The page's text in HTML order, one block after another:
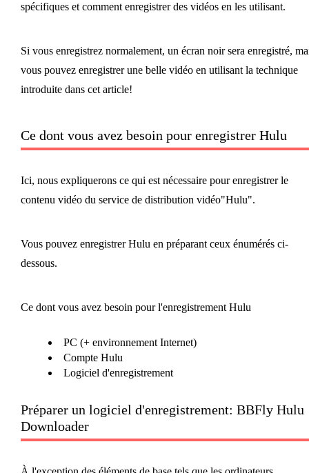
spécifiques et comment enregistrer des vidéos en les utilisant.
Si vous enregistrez normalement, un écran noir sera enregistré,
vous pouvez enregistrer une belle vidéo en utilisant la technique
introduite dans cet article!
Ce dont vous avez besoin pour enregistrer Hulu
Ici, nous expliquerons ce qui est nécessaire pour enregistrer le
contenu vidéo du service de distribution vidéo"Hulu".
Vous pouvez enregistrer Hulu en préparant ceux énumérés ci-
dessous.
Ce dont vous avez besoin pour l'enregistrement Hulu
PC (+ environnement Internet)
Compte Hulu
Logiciel d'enregistrement
Préparer un logiciel d'enregistrement: BBFly Hulu
Downloader